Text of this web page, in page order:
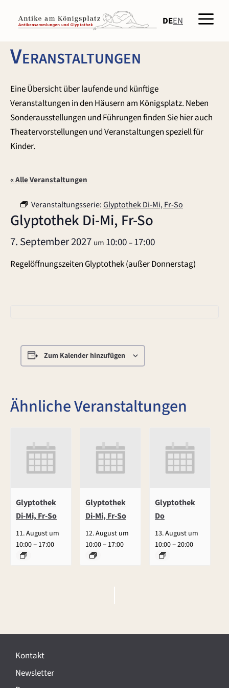
Inhalt
springen
DEEN
Veranstaltungen
Eine Übersicht über laufende und künftige
Veranstaltungen in den Häusern am Königsplatz. Neben
Sonderausstellungen und Führungen finden Sie hier auch
Theatervorstellungen und Veranstaltungen speziell für
Kinder.
« Alle Veranstaltungen
Veranstaltungsserie:Glyptothek Di-Mi, Fr-So
Glyptothek Di-Mi, Fr-So
7. September 2027 um 10:00–17:00
Regelöffnungszeiten Glyptothek (außer Donnerstag)
Zum Kalender hinzufügen
Ähnliche Veranstaltungen
Glyptothek
Di-Mi, Fr-So
11. August um
10:00– 17:00
Glyptothek
Di-Mi, Fr-So
12. August um
10:00– 17:00
Glyptothek
Do
13. August um
10:00–20:00
e
a
n
Kontakt
Newsletter